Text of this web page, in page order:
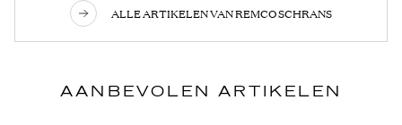
ALLE ARTIKELEN VAN REMCO SCHRANS
AANBEVOLEN ARTIKELEN